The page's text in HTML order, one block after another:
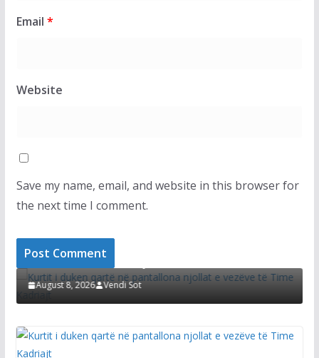
Email *
Website
Save my name, email, and website in this browser for
the next time I comment.
Kurtit i duken qartë në pantallona njollat e
vezëve të Time Kadriajt
August 8, 2026 Vendi Sot